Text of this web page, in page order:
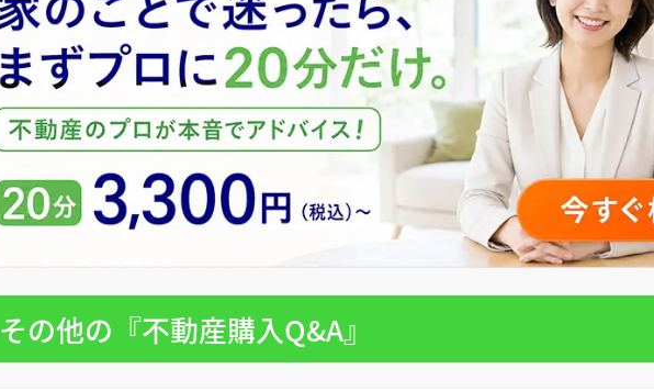
その他の『不動産購入Q&A』